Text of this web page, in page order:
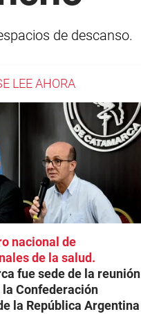
de descanso.
LEE AHORA
nacional de
de la salud
fue sede de la reunión
la Confederación
la República Argentina